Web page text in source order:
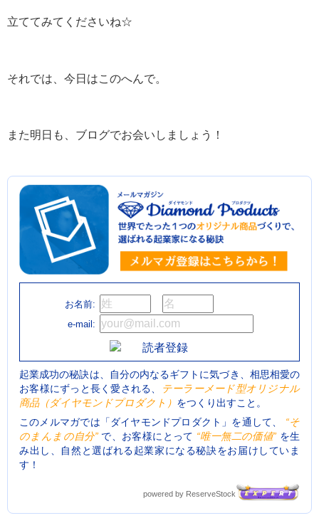
立ててみてくださいね☆
それでは、今日はこのへんで。
また明日も、ブログでお会いしましょう！
お名前:
e-mail:
起業成功の秘訣は、自分の内なるギフトに気づき、相思相愛の
お客様にずっと長く愛される、
テーラーメード型オリジナル
商品（ダイヤモンドプロダクト） をつくり出すこと。
このメルマガでは「ダイヤモンドプロダクト」を通して、 “そ
のまんまの自分”で、お客様にとって “唯一無二の価値” を生
み出し、自然と選ばれる起業家になる秘訣をお届けしていま
す！
powered by ReserveStock